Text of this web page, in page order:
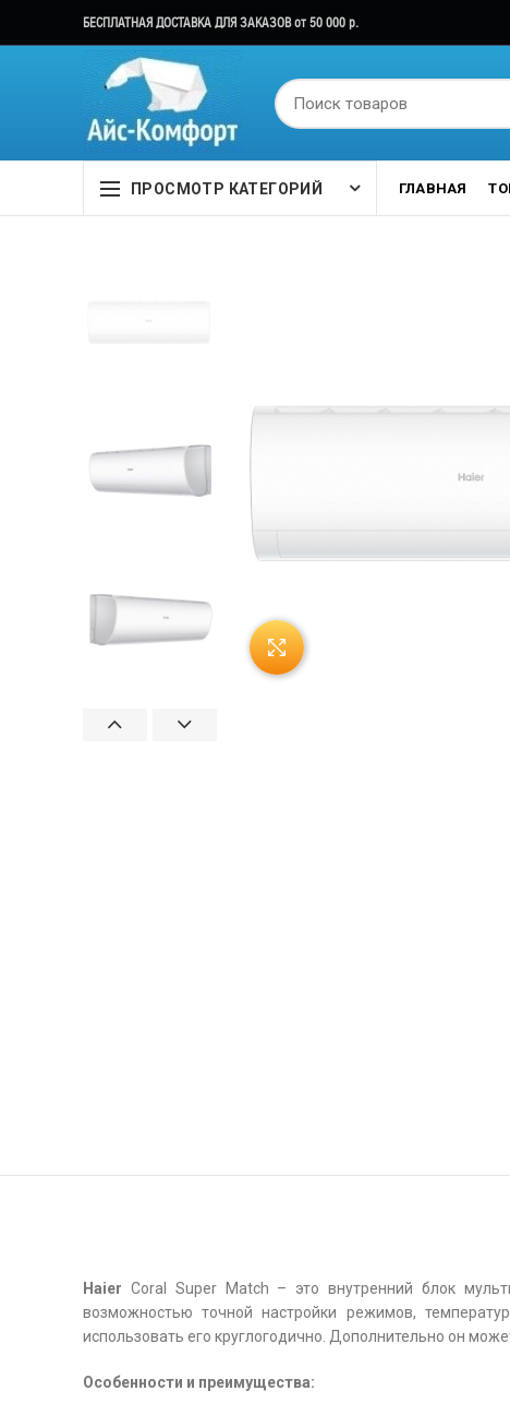
БЕСПЛАТНАЯ ДОСТАВКА ДЛЯ ЗАКАЗОВ от 50 000 р.
ПРОСМОТР КАТЕГОРИЙ ГЛАВНАЯ
Нажмите, чтобы увеличить
Haier Coral Super Match – это внутренний блок
возможностью точной настройки режимов,
использовать его круглогодично. Дополнительно он
Особенности и преимущества: